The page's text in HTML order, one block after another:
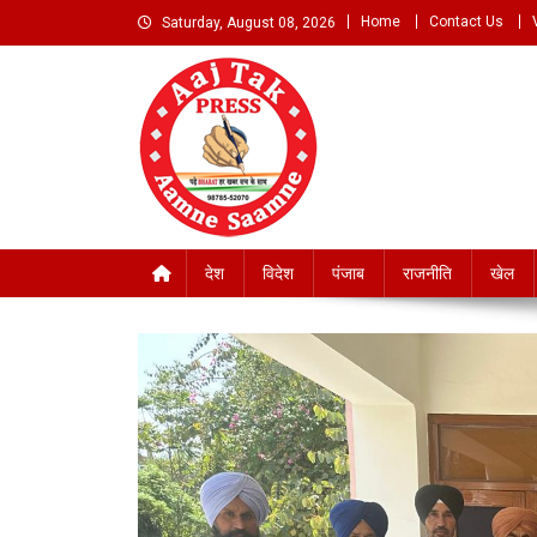
to
Saturday, August 08, 2026 Home Contact Us
Aaj Tak Aamne
देश विदेश पंजाब राजनीति खेल